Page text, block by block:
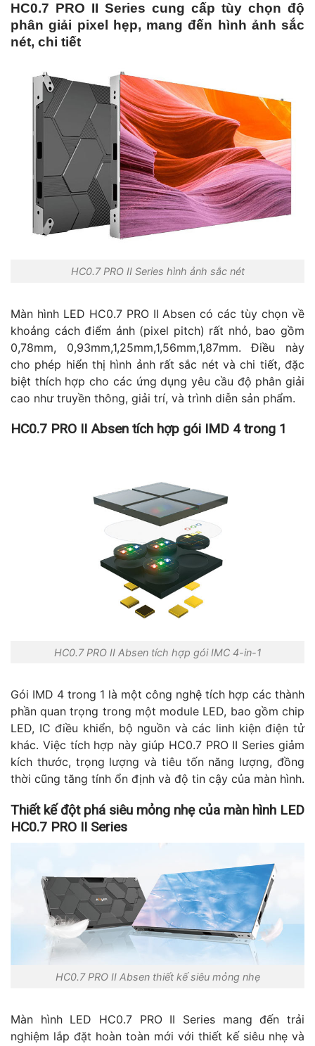
HC0.7 PRO II Series cung cấp tùy chọn độ
phân giải pixel hẹp, mang đến hình ảnh sắc
nét, chi tiết
HC0.7 PRO II Series hình ảnh sắc nét
Màn hình LED HC0.7 PRO II Absen có các tùy chọn về
khoảng cách điểm ảnh (pixel pitch) rất nhỏ, bao gồm
0,78mm, 0,93mm,1,25mm,1,56mm,1,87mm. Điều này
cho phép hiển thị hình ảnh rất sắc nét và chi tiết, đặc
biệt thích hợp cho các ứng dụng yêu cầu độ phân giải
cao như truyền thông, giải trí, và trình diễn sản phẩm.
HC0.7 PRO II Absen tích hợp gói IMD 4 trong 1
HC0.7 PRO II Absen tích hợp gói IMC 4-in-1
Gói IMD 4 trong 1 là một công nghệ tích hợp các thành
phần quan trọng trong một module LED, bao gồm chip
LED, IC điều khiển, bộ nguồn và các linh kiện điện tử
khác. Việc tích hợp này giúp HC0.7 PRO II Series giảm
kích thước, trọng lượng và tiêu tốn năng lượng, đồng
thời cũng tăng tính ổn định và độ tin cậy của màn hình.
Thiết kế đột phá siêu mỏng nhẹ của màn hình LED
HC0.7 PRO II Series
HC0.7 PRO II Absen thiết kế siêu mỏng nhẹ
Màn hình LED HC0.7 PRO II Series mang đến trải
nghiệm lắp đặt hoàn toàn mới với thiết kế siêu nhẹ và